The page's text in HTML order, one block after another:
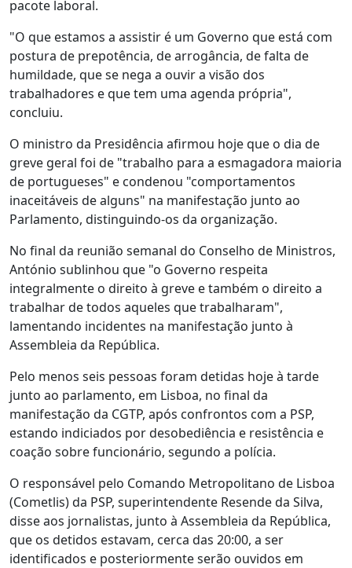
pacote laboral.
"O que estamos a assistir é um Governo que está com
postura de prepotência, de arrogância, de falta de
humildade, que se nega a ouvir a visão dos
trabalhadores e que tem uma agenda própria",
concluiu.
O ministro da Presidência afirmou hoje que o dia de
greve geral foi de "trabalho para a esmagadora maioria
de portugueses" e condenou "comportamentos
inaceitáveis de alguns" na manifestação junto ao
Parlamento, distinguindo-os da organização.
No final da reunião semanal do Conselho de Ministros,
António sublinhou que "o Governo respeita
integralmente o direito à greve e também o direito a
trabalhar de todos aqueles que trabalharam",
lamentando incidentes na manifestação junto à
Assembleia da República.
Pelo menos seis pessoas foram detidas hoje à tarde
junto ao parlamento, em Lisboa, no final da
manifestação da CGTP, após confrontos com a PSP,
estando indiciados por desobediência e resistência e
coação sobre funcionário, segundo a polícia.
O responsável pelo Comando Metropolitano de Lisboa
(Cometlis) da PSP, superintendente Resende da Silva,
disse aos jornalistas, junto à Assembleia da República,
que os detidos estavam, cerca das 20:00, a ser
identificados e posteriormente serão ouvidos em